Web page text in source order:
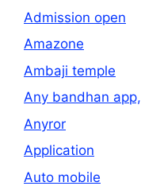
Admission open
Amazone
Ambaji temple
Any bandhan app,
Anyror
Application
Auto mobile